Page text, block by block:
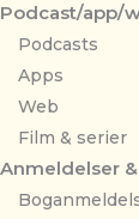
Podcast/app/
Podcasts
Apps
Web
Film & serier
Anmeldelser